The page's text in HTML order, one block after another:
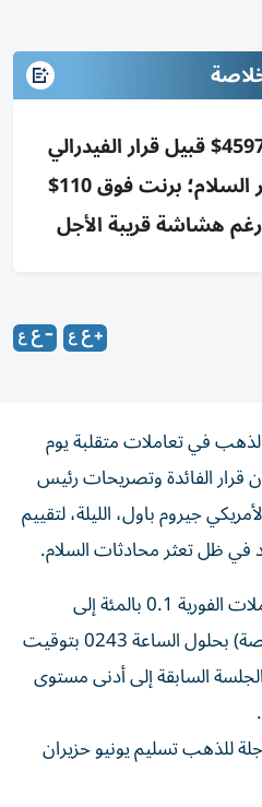
استقرار الذهب قرب 4597$ قبيل قرار الفيدرالي
وسط حرب إيران وتعثر السلام؛ برنت فوق 110$
هشاشة قريبة الأجل
في تعاملات متقلبة يوم
قرار الفائدة وتصريحات رئيس
جيروم باول، الليلة، لتقييم
في ⁠ظل تعثر محادثات السلام.
وارتفع سعر الذهب ‌في المعاملات الفورية 0.1 ‌بالمئة إلى
4597.07 دولار للأوقية (الأونصة) بحلول الساعة 0243 بتوقيت
السابقة إلى أدنى مستوى
للذهب تسليم ⁠يونيو حزيران